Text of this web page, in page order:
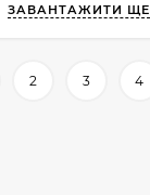
ЗАВАНТАЖИТИ ЩЕ
2 3 4